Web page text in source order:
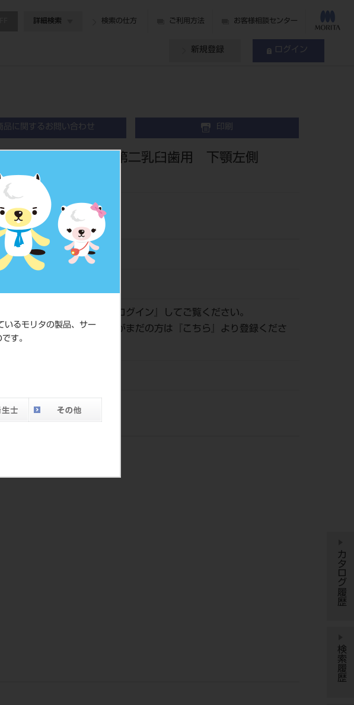
いるモリタの製品、サー
す。
詳細検索 検索の仕方 ご利用方法 お客様相談センター
新規登録 ログイン
品に関するお問い合わせ 印刷
ウン 乳歯冠 10入第二乳臼歯用 下顎左側
形品
206240005E6
ログイン 』してご覧ください。
ネット会員登録がまだの方は『
こちら
』より登録くださ
ペー
316
カタログ履歴
検索履歴